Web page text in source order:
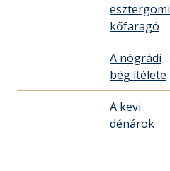
esztergomi
kőfaragó
A nógrádi
bég ítélete
A kevi
dénárok